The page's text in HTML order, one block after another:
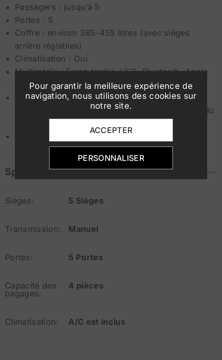
Pour garantir la meilleure expérience de
navigation, nous utilisons des cookies sur
notre site.
ACCEPTER
PERSONNALISER
Passagers : jusqu’à 5
Portes : 5
Coffre : environ 385–455 litres (avec sièges
arrière réglables)
Climatisation : Oui
Multimédia : Écran tactile, USB, Bluetooth, Apple
CarPlay / Android Auto
Sécurité : ABS, ESP, Airbags, Aide au maintien
dans la voie, Front Assist, Détection de fatigue du
Âge minimum du conducteur : 19 ans
Specifications
Sièges: 5 Sièges
Transmission: Manuel
Portes: 5 Portes
Capacité des
bagages:
4 pièces
Climatisation: A/C est inclus